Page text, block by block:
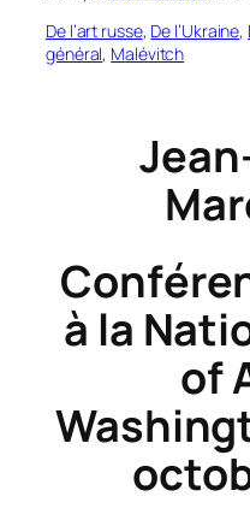
De l’art russe, De l’Ukraine,
général, Malévitch
à la
of